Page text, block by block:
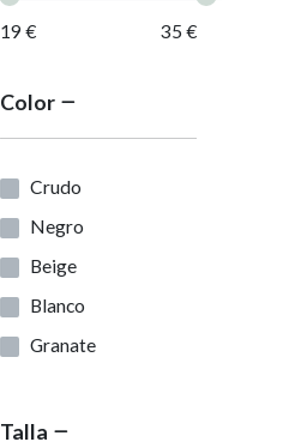
19 € 35 €
Color
Crudo
Negro
Beige
Blanco
Granate
Verde
Talla